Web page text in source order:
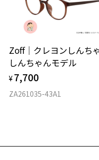
タイプ
材質
Zoff｜クレヨンしんち
しんちゃんモデル
¥ 7,700
ZA261035-43A1